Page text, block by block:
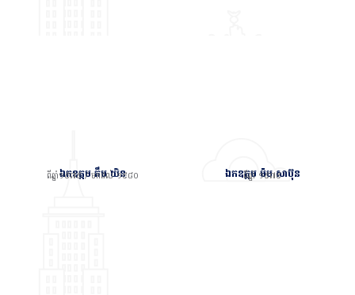
ឯកឧត្តម គឹម យិន
ពីឆ្នាំ១៩៧៩ / មកដល់ ១៩៨០ ឯកឧត្តម ម៉ម សាប៊ុន
ពីឆ្នាំ ១៩៧៩